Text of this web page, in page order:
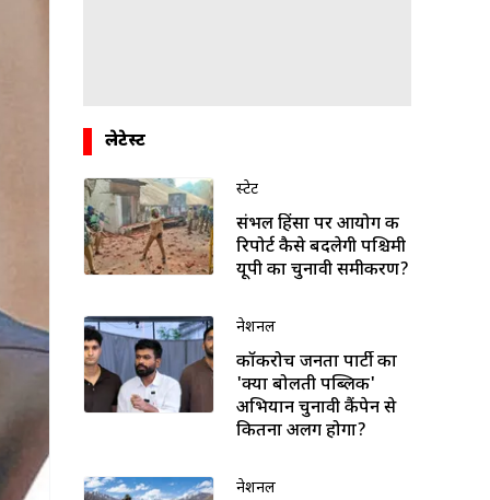
लेटेस्ट
स्टेट
संभल हिंसा पर आयोग की
रिपोर्ट कैसे बदलेगी पश्चिमी
यूपी का चुनावी समीकरण?
नेशनल
कॉकरोच जनता पार्टी का
'क्या बोलती पब्लिक'
अभियान चुनावी कैंपेन से
कितना अलग होगा?
नेशनल